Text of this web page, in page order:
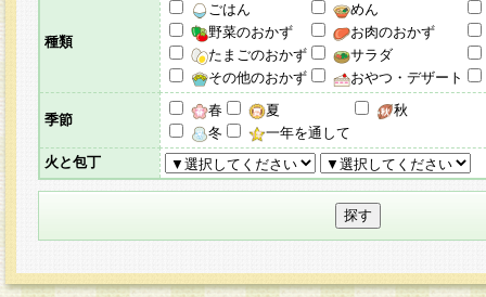
種類
ごはん
めん
野菜のおかず
お肉のおかず
たまごのおかず
サラダ
その他のおかず
おやつ・デザート
季節
春 夏
秋
冬
一年を通して
火と包丁